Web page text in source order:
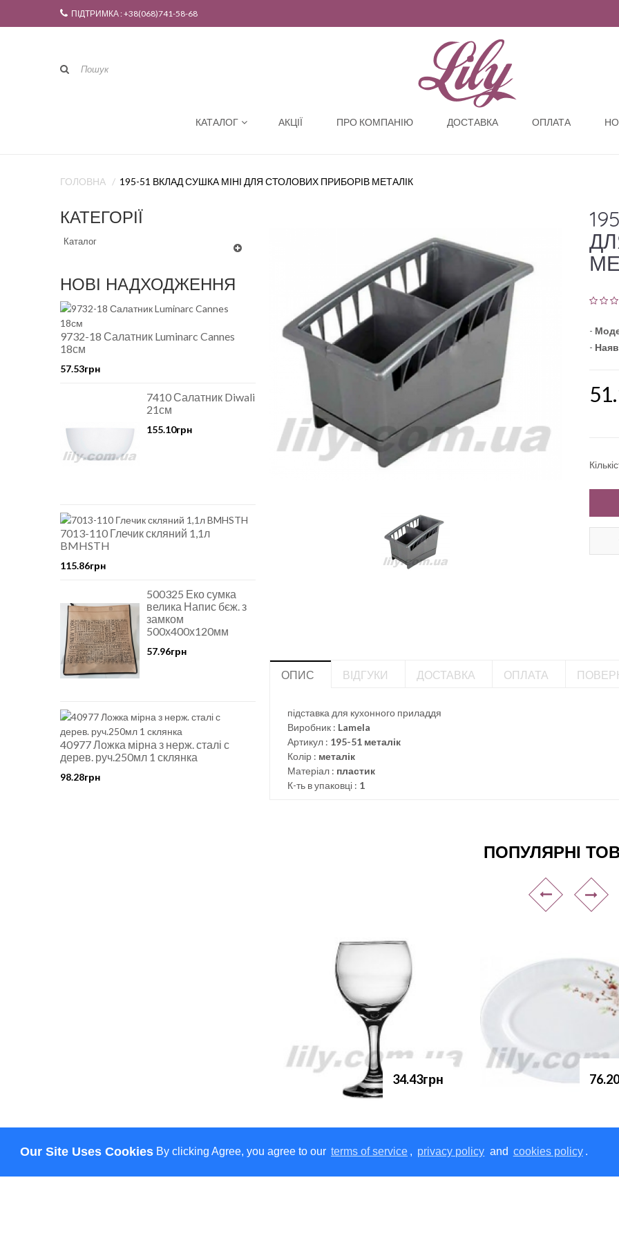
Our Site Uses Cookies By clicking Agree, you agree to our terms of service , privacy policy and cookies policy .
ПІДТРИМКА : +38(068)741-58-68
КАТАЛОГ АКЦІЇ ПРО КОМПАНІЮ ДОСТАВКА ОПЛАТА
ГОЛОВНА 195-51 ВКЛАД СУШКА МІНІ ДЛЯ СТОЛОВИХ ПРИБОРІВ МЕТАЛІК
КАТЕГОРІЇ
Каталог
НОВІ НАДХОДЖЕННЯ
9732-18 Салатник Luminarc Cannes
18см
57.53грн
7410 Салатник Diwali
21см
155.10грн
7013-110 Глечик скляний 1,1л
BMHSTH
115.86грн
500325 Еко сумка
велика Напис бєж. з
замком
500х400х120мм
57.96грн
40977 Ложка мірна з нерж. сталі с
дерев. руч.250мл 1 склянка
98.28грн
-
-
ОПИС ВІДГУКИ ДОСТАВКА ОПЛАТА
підставка для кухонного приладдя
Виробник : Lamela
Артикул : 195-51 металік
Колір : металік
Матеріал : пластик
К-ть в упаковці : 1
ПОПУЛЯРНІ
34.43грн